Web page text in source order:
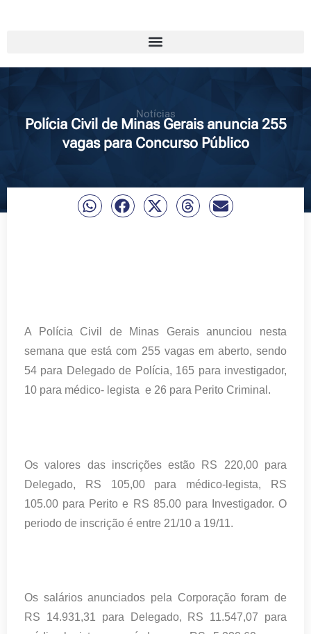
Notícias
Polícia Civil de Minas Gerais anuncia 255
vagas para Concurso Público
A Polícia Civil de Minas Gerais anunciou nesta
semana que está com 255 vagas em aberto, sendo
54 para Delegado de Polícia, 165 para investigador,
10 para médico- legista e 26 para Perito Criminal.
Os valores das inscrições estão RS 220,00 para
Delegado, RS 105,00 para médico-legista, RS
105.00 para Perito e RS 85.00 para Investigador. O
periodo de inscrição é entre 21/10 a 19/11.
Os salários anunciados pela Corporação foram de
RS 14.931,31 para Delegado, RS 11.547,07 para